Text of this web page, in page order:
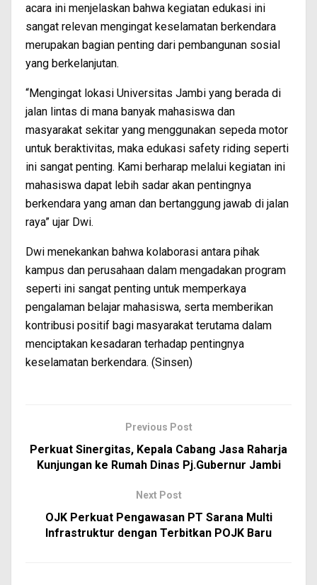
acara ini menjelaskan bahwa kegiatan edukasi ini
sangat relevan mengingat keselamatan berkendara
merupakan bagian penting dari pembangunan sosial
yang berkelanjutan.
“Mengingat lokasi Universitas Jambi yang berada di
jalan lintas di mana banyak mahasiswa dan
masyarakat sekitar yang menggunakan sepeda motor
untuk beraktivitas, maka edukasi safety riding seperti
ini sangat penting. Kami berharap melalui kegiatan ini
mahasiswa dapat lebih sadar akan pentingnya
berkendara yang aman dan bertanggung jawab di jalan
raya” ujar Dwi.
Dwi menekankan bahwa kolaborasi antara pihak
kampus dan perusahaan dalam mengadakan program
seperti ini sangat penting untuk memperkaya
pengalaman belajar mahasiswa, serta memberikan
kontribusi positif bagi masyarakat terutama dalam
menciptakan kesadaran terhadap pentingnya
keselamatan berkendara. (Sinsen)
Previous Post
Perkuat Sinergitas, Kepala Cabang Jasa Raharja
Kunjungan ke Rumah Dinas Pj.Gubernur Jambi
Next Post
OJK Perkuat Pengawasan PT Sarana Multi
Infrastruktur dengan Terbitkan POJK Baru